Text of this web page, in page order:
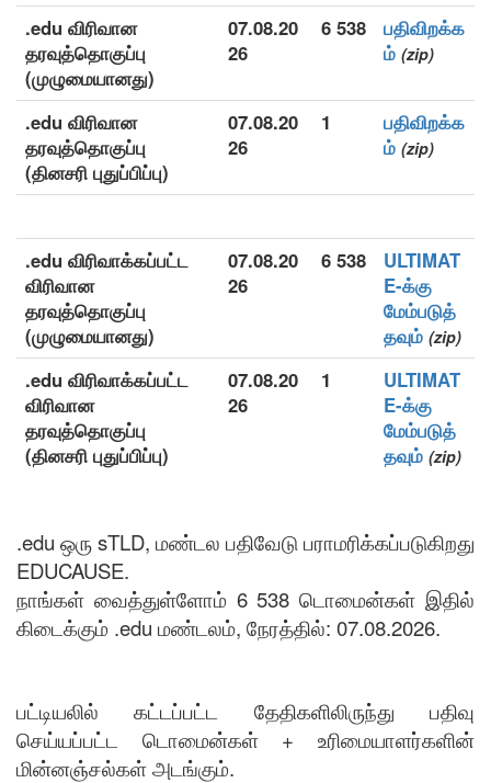
.edu விரிவான
தரவுத்தொகுப்பு
(முழுமையானது)
07.08.20
26
6 538
பதிவிறக்க
ம் (zip)
.edu விரிவான
தரவுத்தொகுப்பு
(தினசரி புதுப்பிப்பு)
07.08.20
26
1
பதிவிறக்க
ம் (zip)
.edu விரிவாக்கப்பட்ட
விரிவான
தரவுத்தொகுப்பு
(முழுமையானது)
07.08.20
26
6 538
ULTIMAT
E-க்கு
மேம்படுத்
தவும் (zip)
.edu விரிவாக்கப்பட்ட
விரிவான
தரவுத்தொகுப்பு
(தினசரி புதுப்பிப்பு)
07.08.20
26
1
ULTIMAT
E-க்கு
மேம்படுத்
தவும் (zip)
.edu ஒரு sTLD, மண்டல பதிவேடு பராமரிக்கப்படுகிறது
EDUCAUSE.
நாங்கள் வைத்துள்ளோம் 6 538 டொமைன்கள் இதில்
கிடைக்கும் .edu மண்டலம், நேரத்தில்: 07.08.2026.
பட்டியலில் கட்டப்பட்ட தேதிகளிலிருந்து பதிவு
செய்யப்பட்ட டொமைன்கள் + உரிமையாளர்களின்
மின்னஞ்சல்கள் அடங்கும்.